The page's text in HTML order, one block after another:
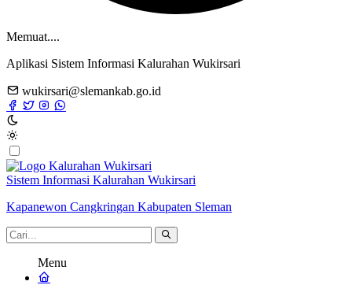
Memuat....
Aplikasi Sistem Informasi Kalurahan Wukirsari
wukirsari@slemankab.go.id
Sistem Informasi Kalurahan Wukirsari
Kapanewon Cangkringan Kabupaten Sleman
Menu